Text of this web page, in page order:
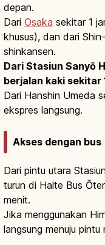
depan.
Dari Osaka sekitar 1
khusus), dan dari
shinkansen.
Dari Stasiun Sanyō
berjalan kaki sekitar
Dari Hanshin Umeda
ekspres langsung.
Akses dengan bus
Dari pintu utara
turun di Halte Bus
menit.
Jika menggunakan
langsung menuju pintu